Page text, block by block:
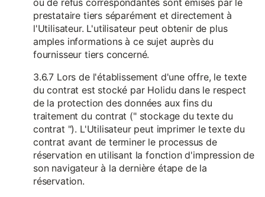
ou de refus correspondantes sont émises par le
prestataire tiers séparément et directement à
l'Utilisateur. L'utilisateur peut obtenir de plus
amples informations à ce sujet auprès du
fournisseur tiers concerné.
3.6.7 Lors de l'établissement d'une offre, le texte
du contrat est stocké par Holidu dans le respect
de la protection des données aux fins du
traitement du contrat (" stockage du texte du
contrat "). L'Utilisateur peut imprimer le texte du
contrat avant de terminer le processus de
réservation en utilisant la fonction d'impression de
son navigateur à la dernière étape de la
réservation.